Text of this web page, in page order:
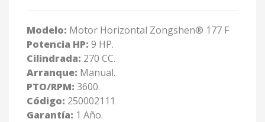
Modelo: Motor Horizontal Zongshen® 177 F
Potencia HP: 9 HP.
Cilindrada: 270 CC.
Arranque: Manual.
PTO/RPM: 3600.
Código: 250002111
Garantía: 1 Año.